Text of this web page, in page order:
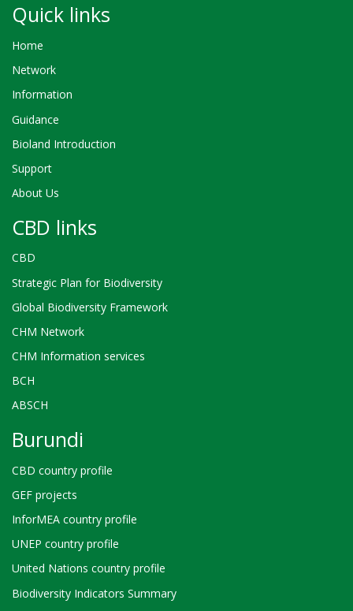
Quick links
Home
Network
Information
Guidance
Bioland Introduction
Support
About Us
CBD links
CBD
Strategic Plan for Biodiversity
Global Biodiversity Framework
CHM Network
CHM Information services
BCH
ABSCH
Burundi
CBD country profile
GEF projects
InforMEA country profile
UNEP country profile
United Nations country profile
Biodiversity Indicators Summary